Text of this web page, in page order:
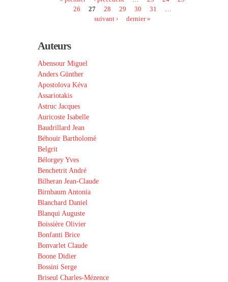
26
27 28 29 30 31
suivant ›
dernier »
Auteurs
Abensour Miguel
Anders Günther
Apostolova Kéva
Assariotakis
Astruc Jacques
Auricoste Isabelle
Baudrillard Jean
Béhouir Bartholomé
Belgrit
Bélorgey Yves
Benchetrit André
Bilheran Jean-Claude
Birnbaum Antonia
Blanchard Daniel
Blanqui Auguste
Boissière Olivier
Bonfanti Brice
Bonvarlet Claude
Boone Didier
Bossini Serge
Briseul Charles-Mézence